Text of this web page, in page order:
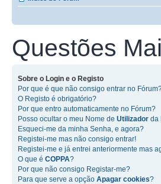
Questões
Sobre o Login e o Registo
Por que é que não consigo entrar no
O Registo é obrigatório?
Por que entro automaticamente no Fórum?
Posso ocultar o meu Nome de Utilizador da
Esqueci-me da minha Senha, e agora?
Registei-me mas não consigo entrar!
Registei-me e já entrei anteriormente mas
O que é COPPA?
Por que não consigo Registar-me?
Para que serve a opção Apagar cookies?